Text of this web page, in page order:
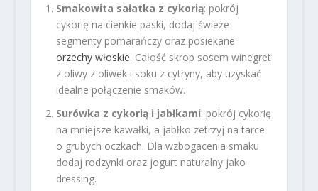
Smakowita sałatka z cykorią: pokrój
cykorię na cienkie paski, dodaj świeże
segmenty pomarańczy oraz posiekane
orzechy włoskie. Całość skrop sosem winegret
z oliwy z oliwek i soku z cytryny, aby uzyskać
idealne połączenie smaków.
Surówka z cykorią i jabłkami: pokrój cykorię
na mniejsze kawałki, a jabłko zetrzyj na tarce
o grubych oczkach. Dla wzbogacenia smaku
dodaj rodzynki oraz jogurt naturalny jako
dressing.